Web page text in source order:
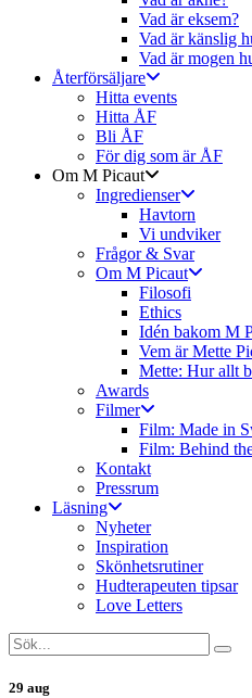
Vad är eksem?
Vad är känslig
Vad är mogen
Återförsäljare
Hitta events
Hitta ÅF
Bli ÅF
För dig som är ÅF
Om M Picaut
Ingredienser
Havtorn
Vi undviker
Frågor & Svar
Om M Picaut
Filosofi
Ethics
Idén bakom M
Vem är Mette
Mette: Hur allt
Awards
Filmer
Film: Made in
Film: Behind
Kontakt
Pressrum
Läsning
Nyheter
Inspiration
Skönhetsrutiner
Hudterapeuten tipsar
Love Letters
29 aug